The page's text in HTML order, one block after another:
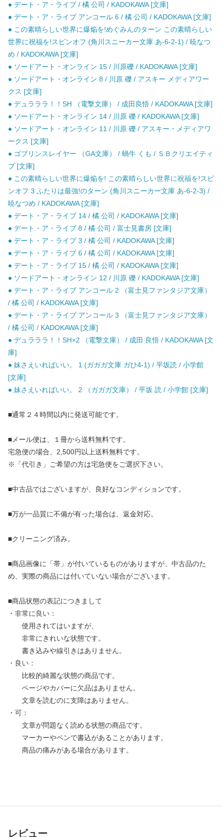
● デート・ア・ライブ / 橘 公司 / KADOKAWA [文庫]
● デート・ア・ライブ アンコール 6 / 橘 公司 / KADOKAWA [文庫]
● この素晴らしい世界に爆焔を!めぐみんのターン この素晴らしい
世界に祝福を!スピンオフ (角川スニーカー文庫 あ-6-2-1) / 暁なつ
め / KADOKAWA [文庫]
● ソードアート・オンライン 15 / 川原礫 / KADOKAWA [文庫]
● ソードアート・オンライン 8 / 川原 礫 / アスキー メディアワー
クス [文庫]
● デュラララ！！SH （電撃文庫） / 成田良悟 / KADOKAWA [文庫]
● ソードアート・オンライン 14 / 川原 礫 / KADOKAWA [文庫]
● ソードアート・オンライン 11 / 川原 礫 / アスキー・メディアワ
ークス [文庫]
● ゴブリンスレイヤー （GA文庫） / 蝸牛 くも / ＳＢクリエイティ
ブ [文庫]
● この素晴らしい世界に爆焔を! この素晴らしい世界に祝福を!スピ
ンオフ 3 ふたりは最強!のターン (角川スニーカー文庫 あ-6-2-3) /
暁なつめ / KADOKAWA [文庫]
● デート・ア・ライブ 14 / 橘 公司 / KADOKAWA [文庫]
● デート・ア・ライブ 8 / 橘 公司 / 富士見書房 [文庫]
● デート・ア・ライブ 3 / 橘 公司 / KADOKAWA [文庫]
● デート・ア・ライブ 6 / 橘 公司 / KADOKAWA [文庫]
● デート・ア・ライブ 15 / 橘 公司 / KADOKAWA [文庫]
● ソードアート・オンライン 12 / 川原 礫 / KADOKAWA [文庫]
● デート・ア・ライブ アンコール 2 （富士見ファンタジア文庫）
/ 橘 公司 / KADOKAWA [文庫]
● デート・ア・ライブ アンコール 3 （富士見ファンタジア文庫）
/ 橘 公司 / KADOKAWA [文庫]
● デュラララ！！SH×2 （電撃文庫） / 成田 良悟 / KADOKAWA [文
庫]
● 妹さえいればいい。 1 (ガガガ文庫 ガひ4-1) / 平坂読 / 小学館
[文庫]
● 妹さえいればいい。 2 （ガガガ文庫） / 平坂 読 / 小学館 [文庫]
■通常２４時間以内に発送可能です。
■メール便は、１冊から送料無料です。
宅急便の場合、2,500円以上送料無料です。
※「代引き」ご希望の方は宅急便をご選択下さい。
■中古品ではございますが、良好なコンディションです。
■万が一品質に不備が有った場合は、返金対応。
■クリーニング済み。
■商品画像に「帯」が付いているものがありますが、中古品のた
め、実際の商品には付いていない場合がございます。
■商品状態の表記につきまして
・非常に良い：
使用されてはいますが、
非常にきれいな状態です。
書き込みや線引きはありません。
・良い：
比較的綺麗な状態の商品です。
ページやカバーに欠品はありません。
文章を読むのに支障はありません。
・可：
文章が問題なく読める状態の商品です。
マーカーやペンで書込があることがあります。
商品の痛みがある場合があります。
レビュー